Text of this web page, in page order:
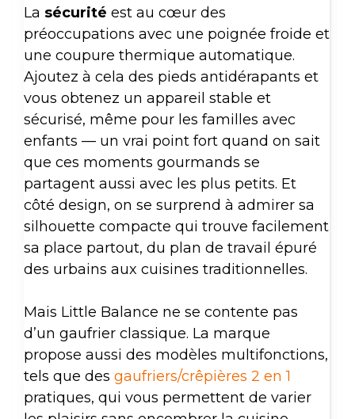
La sécurité est au cœur des
préoccupations avec une poignée froide et
une coupure thermique automatique.
Ajoutez à cela des pieds antidérapants et
vous obtenez un appareil stable et
sécurisé, même pour les familles avec
enfants — un vrai point fort quand on sait
que ces moments gourmands se
partagent aussi avec les plus petits. Et
côté design, on se surprend à admirer sa
silhouette compacte qui trouve facilement
sa place partout, du plan de travail épuré
des urbains aux cuisines traditionnelles.
Mais Little Balance ne se contente pas
d’un gaufrier classique. La marque
propose aussi des modèles multifonctions,
tels que des gaufriers/crêpières 2 en 1
pratiques, qui vous permettent de varier